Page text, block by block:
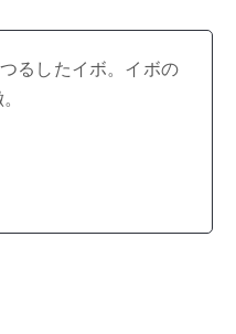
るしたイボ。イボの